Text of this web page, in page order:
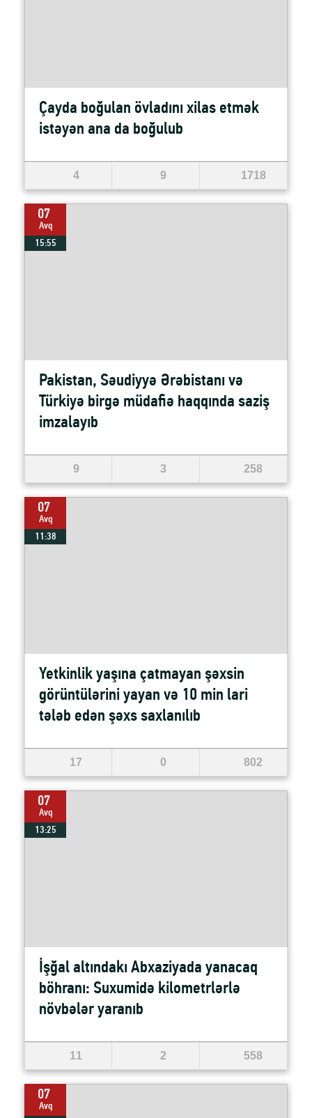
Çayda boğulan övladını xilas etmək
istəyən ana da boğulub
4 9 1718
07
Avq
15:55
Pakistan, Səudiyyə Ərəbistanı və
Türkiyə birgə müdafiə haqqında saziş
imzalayıb
9 3 258
07
Avq
11:38
Yetkinlik yaşına çatmayan şəxsin
görüntülərini yayan və 10 min lari
tələb edən şəxs saxlanılıb
17 0 802
07
Avq
13:25
İşğal altındakı Abxaziyada yanacaq
böhranı: Suxumidə kilometrlərlə
növbələr yaranıb
11 2 558
07
Avq